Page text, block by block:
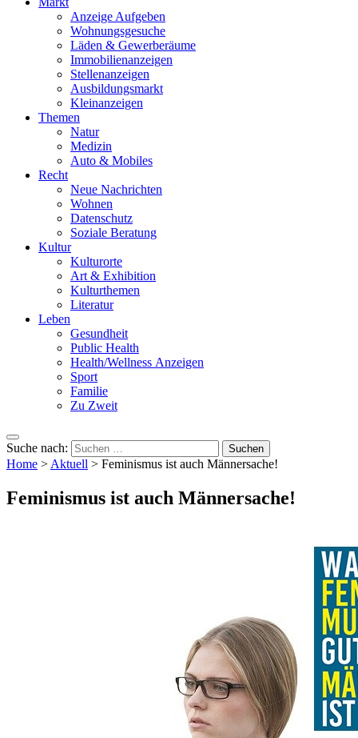
Anzeige Aufgeben
Wohnungsgesuche
Läden & Gewerberäume
Immobilienanzeigen
Stellenanzeigen
Ausbildungsmarkt
Kleinanzeigen
Themen
Natur
Medizin
Auto & Mobiles
Recht
Neue Nachrichten
Wohnen
Datenschutz
Soziale Beratung
Kultur
Kulturorte
Art & Exhibition
Kulturthemen
Literatur
Leben
Gesundheit
Public Health
Health/Wellness Anzeigen
Sport
Familie
Zu Zweit
Suche nach:
Home > Aktuell > Feminismus ist auch Männersache!
Feminismus ist auch Männersache!